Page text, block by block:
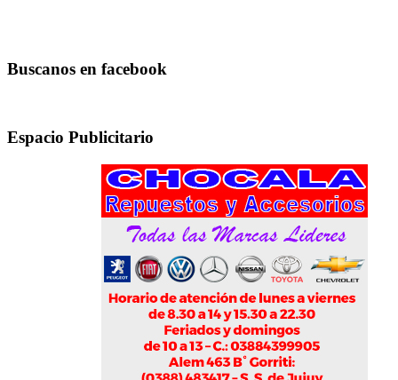
Buscanos en facebook
Espacio Publicitario